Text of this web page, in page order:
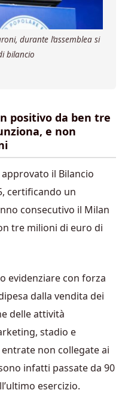
durante l’assemblea si
bilancio
positivo da ben tre
e non
approvato il Bilancio
certificando un
consecutivo il Milan
tre milioni di euro di
evidenziare con forza
dalla vendita dei
delle attività
stadio e
non collegate ai
infatti passate da 90
esercizio.